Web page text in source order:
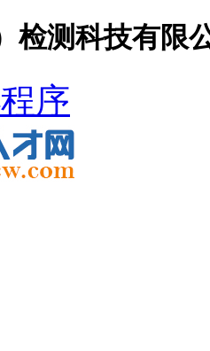
检测科技有限
序